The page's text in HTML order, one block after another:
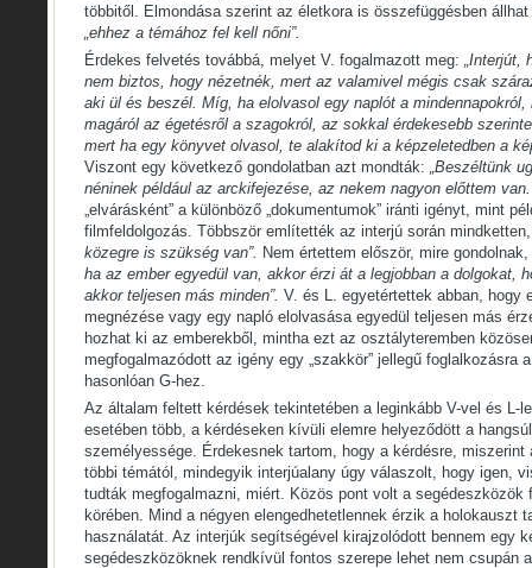
többitől. Elmondása szerint az életkora is összefüggésben
„ehhez a témához fel kell nőni”.
Érdekes felvetés továbbá, melyet V. fogalmazott meg: „Interjút,
nem biztos, hogy nézetnék, mert az valamivel mégis csak
aki ül és beszél. Míg, ha elolvasol egy naplót a
magáról az égetésről a szagokról, az sokkal érdekesebb
mert ha egy könyvet olvasol, te alakítod ki a képzeletedben a
Viszont egy következő gondolatban azt mondták: „Beszéltünk
néninek például az arckifejezése, az nekem nagyon előttem
„elvárásként” a különböző „dokumentumok” iránti igényt, mint
filmfeldolgozás. Többször említették az interjú során
közegre is szükség van”. Nem értettem először, mire
ha az ember egyedül van, akkor érzi át a legjobban a dolgokat,
akkor teljesen más minden”. V. és L. egyetértettek abban, hogy
megnézése vagy egy napló elolvasása egyedül teljesen más
hozhat ki az emberekből, mintha ezt az osztályteremben
megfogalmazódott az igény egy „szakkör” jellegű foglalkozásra
hasonlóan G-hez.
Az általam feltett kérdések tekintetében a leginkább V-vel és L-
esetében több, a kérdéseken kívüli elemre helyeződött a
személyessége. Érdekesnek tartom, hogy a kérdésre, miszerint
többi témától, mindegyik interjúalany úgy válaszolt, hogy igen,
tudták megfogalmazni, miért. Közös pont volt a segédeszközök
körében. Mind a négyen elengedhetetlennek érzik a holokauszt
használatát. Az interjúk segítségével kirajzolódott bennem egy
segédeszközöknek rendkívül fontos szerepe lehet nem csupán